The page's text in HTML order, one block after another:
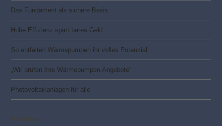
Das Fundament als sichere Basis
Hohe Effizienz spart bares Geld
So entfalten Wärmepumpen ihr volles Potenzial
„Wir prüfen Ihre Wärmepumpen-Angebote“
Photovoltaik­­anlagen für alle